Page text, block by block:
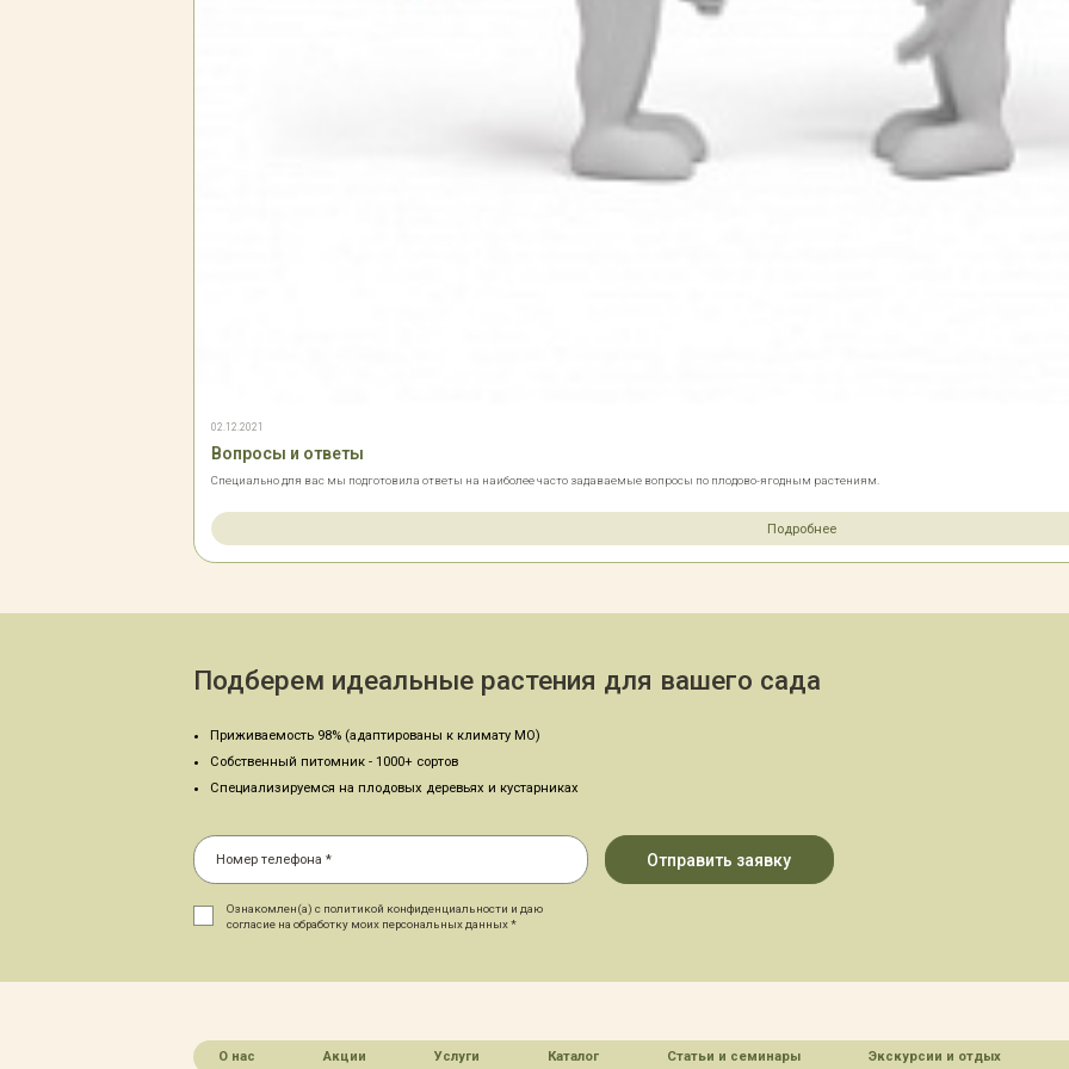
02.12.2021
Вопросы и ответы
Специально для вас мы подготовила ответы на наиболее часто задаваемые вопросы по плодово-ягодным растениям.
Подробнее
Подберем идеальные растения для вашего сада
Приживаемость 98% (адаптированы к климату МО)
Собственный питомник - 1000+ сортов
Специализируемся на плодовых деревьях и кустарниках
Ознакомлен(а) с политикой конфиденциальности и даю
согласие на обработку моих персональных данных *
О нас Акции Услуги Каталог Статьи и семинары Экскурсии и отдых